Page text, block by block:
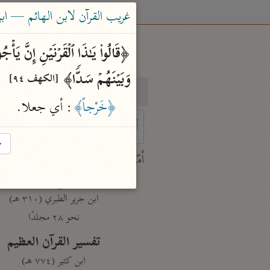
بحث
characters for results.
أمّهات
ابن جرير الطبري (٣١٠ هـ)
نحو ٢٨ مجلدًا
تفسير القرآن العظيم
ابن كثير (٧٧٤ هـ)
غريب القرآن لابن الهائم — ابن
وَبَیۡنَهُمۡ سَدࣰّا﴾ [الكهف ٩٤]
﴿خَرْجاً﴾: أي جعلا.